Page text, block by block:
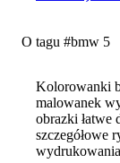
O tagu #bmw 5
Kolorowanki
malowanek
obrazki łatwe
szczegółowe